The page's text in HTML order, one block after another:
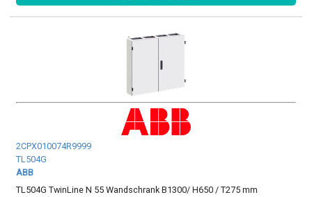
2CPX010074R9999
TL504G
ABB
TL504G TwinLine N 55 Wandschrank B1300/ H650 / T275 mm